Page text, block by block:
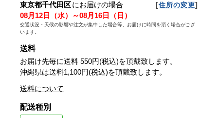
東京都千代田区にお届けの場合 [住所の変更]
08月12日（水）～08月16日（日）
交通状況・天候の影響や注文が集中した場合等、お届けに時間を頂く場合がござ
います。
送料
お届け先毎に送料 550円(税込)を頂戴致します。
沖縄県は送料1,100円(税込)を頂戴致します。
送料について
配送種別